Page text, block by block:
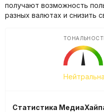
получают возможность
разных валютах и снизить
Статистика